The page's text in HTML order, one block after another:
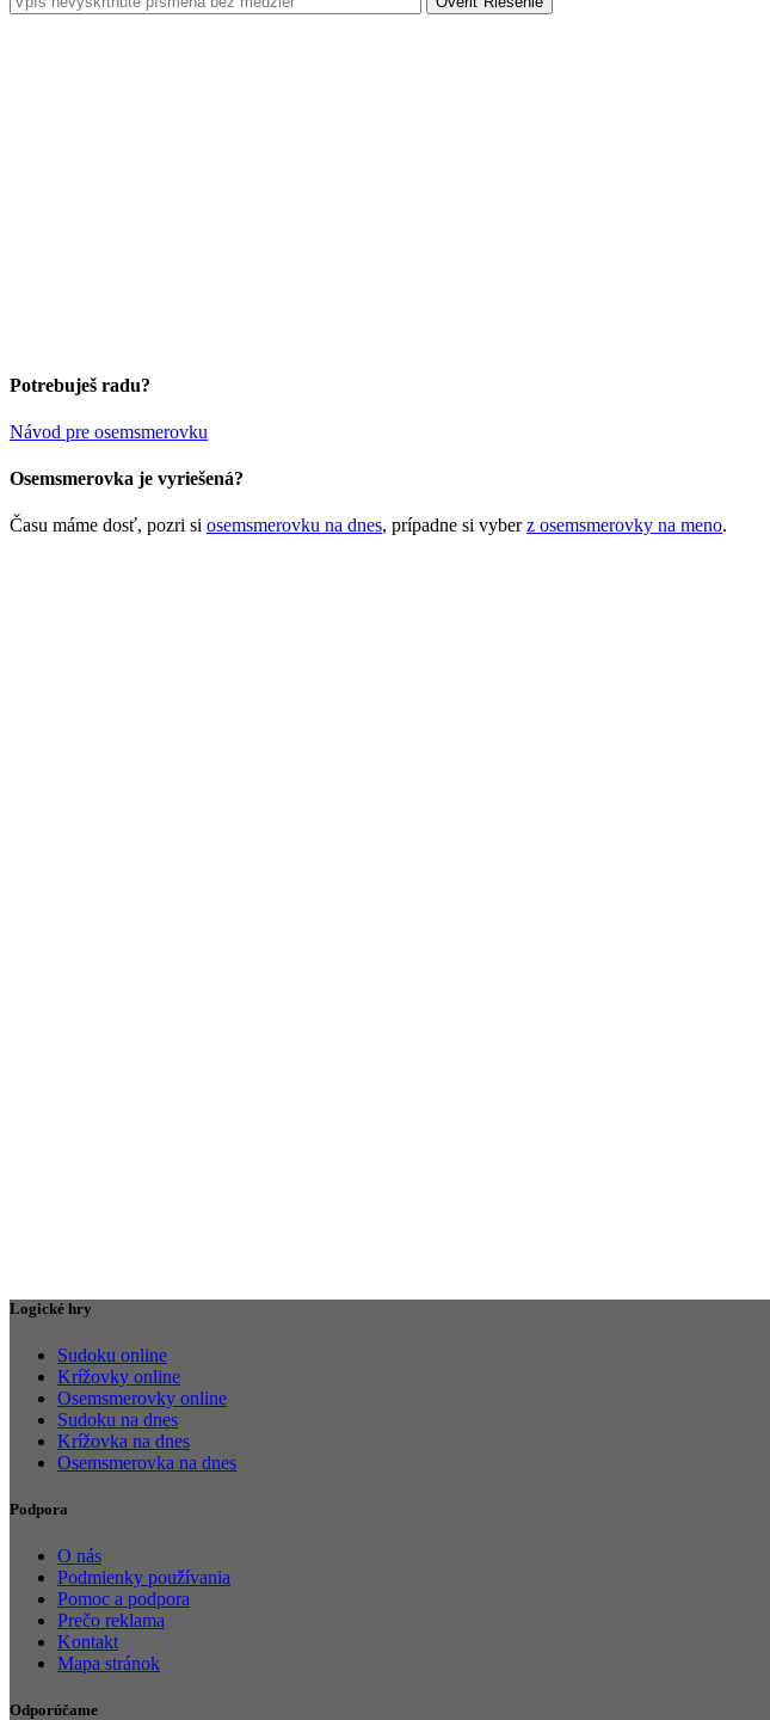
Potrebuješ radu?
Návod pre osemsmerovku
Osemsmerovka je vyriešená?
Času máme dosť, pozri si osemsmerovku na dnes, prípadne si vyberz osemsmerovky na meno.
Logické hry
Sudoku online
Krížovky online
Osemsmerovky online
Sudoku na dnes
Krížovka na dnes
Osemsmerovka na dnes
Podpora
O nás
Podmienky používania
Pomoc a podpora
Prečo reklama
Kontakt
Mapa stránok
Odporúčame